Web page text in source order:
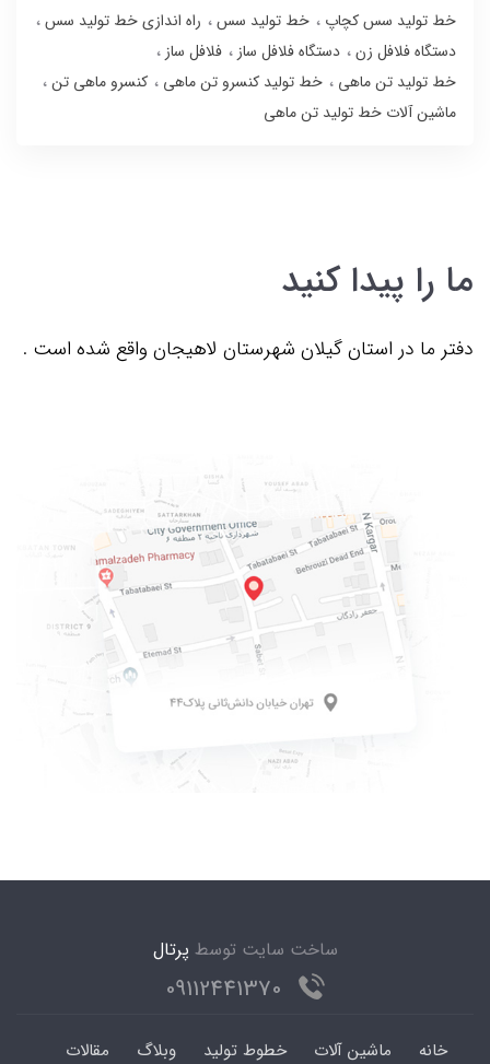
خط تولید سس کچاپ خط تولید سس
راه اندازی خط تولید سس
دستگاه فلافل زن
دستگاه فلافل ساز
فلافل ساز
خط تولید تن ماهی
خط تولید کنسرو تن ماهی
کنسرو ماهی تن
ماشین آلات خط تولید تن ماهی
ما را پیدا کنید
دفتر ما در استان گیلان شهرستان لاهیجان واقع شده است .
ساخت سایت توسط پرتال
خانه ماشین آلات خطوط تولید وبلاگ مقالات